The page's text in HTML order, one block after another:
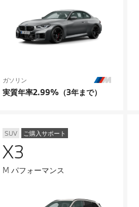
ガソリン
実質年率2.99%（3年まで）
SUV ご購入サポート
X3
M パフォーマンス